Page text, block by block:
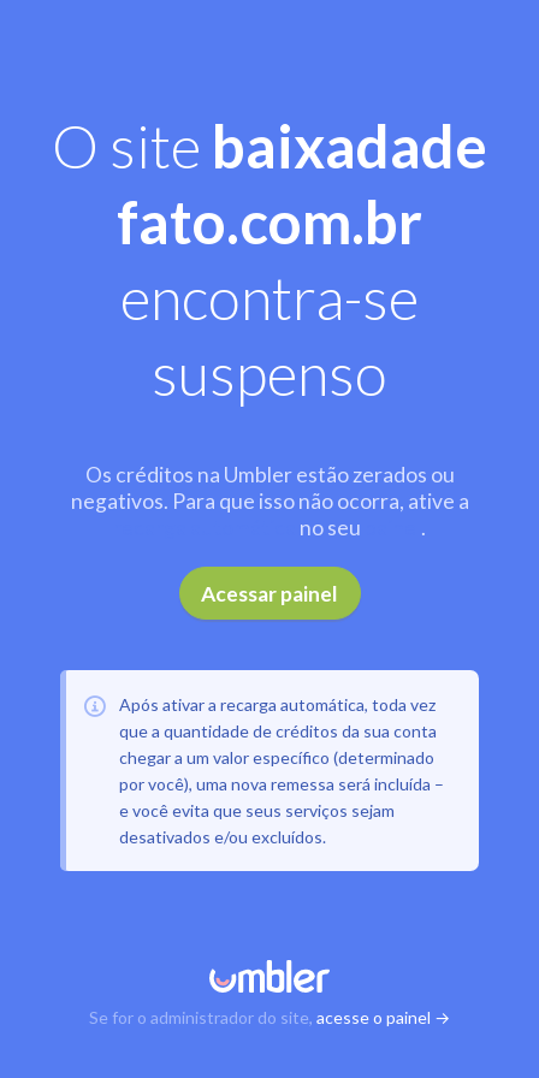
O site baixadade
fato.com.br
encontra-se
suspenso
Os créditos na Umbler estão zerados ou
negativos. Para que isso não ocorra, ative a
no seu .
Acessar painel
Após ativar a recarga automática, toda vez
que a quantidade de créditos da sua conta
chegar a um valor específico (determinado
por você), uma nova remessa será incluída –
e você evita que seus serviços sejam
desativados e/ou excluídos.
Se for o administrador do site, acesse o painel →